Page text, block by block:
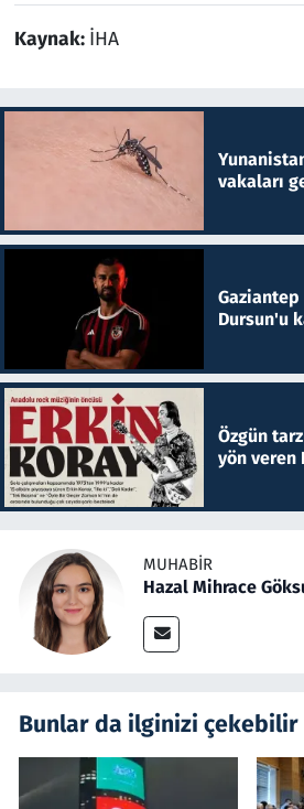
Kaynak: İHA
vakaları
Dursun'u
Özgün
yön veren
MUHABIR
Hazal Mihrace
Bunlar da ilginizi çekebilir